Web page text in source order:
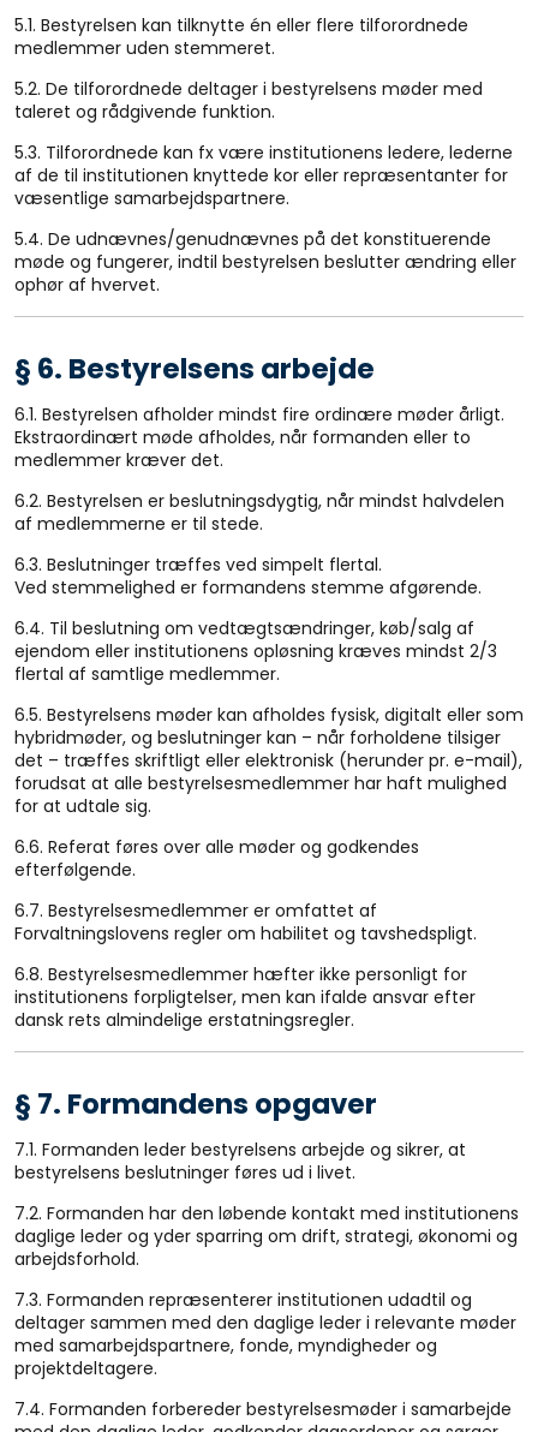
5.1. Bestyrelsen kan tilknytte én eller flere tilforordnede
medlemmer uden stemmeret.
5.2. De tilforordnede deltager i bestyrelsens møder med
taleret og rådgivende funktion.
5.3. Tilforordnede kan fx være institutionens ledere, lederne
af de til institutionen knyttede kor eller repræsentanter for
væsentlige samarbejdspartnere.
5.4. De udnævnes/genudnævnes på det konstituerende
møde og fungerer, indtil bestyrelsen beslutter ændring eller
ophør af hvervet.
§ 6. Bestyrelsens arbejde
6.1. Bestyrelsen afholder mindst fire ordinære møder årligt.
Ekstraordinært møde afholdes, når formanden eller to
medlemmer kræver det.
6.2. Bestyrelsen er beslutningsdygtig, når mindst halvdelen
af medlemmerne er til stede.
6.3. Beslutninger træffes ved simpelt flertal.
Ved stemmelighed er formandens stemme afgørende.
6.4. Til beslutning om vedtægtsændringer, køb/salg af
ejendom eller institutionens opløsning kræves mindst 2/3
flertal af samtlige medlemmer.
6.5. Bestyrelsens møder kan afholdes fysisk, digitalt eller som
hybridmøder, og beslutninger kan – når forholdene tilsiger
det – træffes skriftligt eller elektronisk (herunder pr. e-mail),
forudsat at alle bestyrelsesmedlemmer har haft mulighed
for at udtale sig.
6.6. Referat føres over alle møder og godkendes
efterfølgende.
6.7. Bestyrelsesmedlemmer er omfattet af
Forvaltningslovens regler om habilitet og tavshedspligt.
6.8. Bestyrelsesmedlemmer hæfter ikke personligt for
institutionens forpligtelser, men kan ifalde ansvar efter
dansk rets almindelige erstatningsregler.
§ 7. Formandens opgaver
7.1. Formanden leder bestyrelsens arbejde og sikrer, at
bestyrelsens beslutninger føres ud i livet.
7.2. Formanden har den løbende kontakt med institutionens
daglige leder og yder sparring om drift, strategi, økonomi og
arbejdsforhold.
7.3. Formanden repræsenterer institutionen udadtil og
deltager sammen med den daglige leder i relevante møder
med samarbejdspartnere, fonde, myndigheder og
projektdeltagere.
7.4. Formanden forbereder bestyrelsesmøder i samarbejde